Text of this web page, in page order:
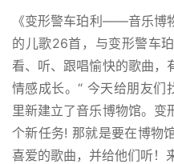
《变形警车珀利——音乐博
的儿歌26首，与变形警车
看、听、跟唱愉快的歌曲，
情感成长。“ 今天给朋友们
里新建立了音乐博物馆。变
个新任务! 那就是要在博物
喜爱的歌曲，并给他们听！